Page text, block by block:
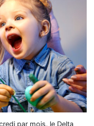
par mois, le Delta